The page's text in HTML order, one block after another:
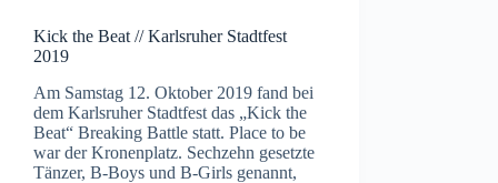
Kick the Beat // Karlsruher Stadtfest
2019
Am Samstag 12. Oktober 2019 fand bei
dem Karlsruher Stadtfest das „Kick the
Beat“ Breaking Battle statt. Place to be
war der Kronenplatz. Sechzehn gesetzte
Tänzer, B-Boys und B-Girls genannt,